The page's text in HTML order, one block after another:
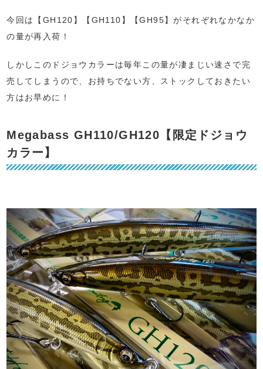
今回は【GH120】【GH110】【GH95】がそれぞれなかなか
の量が再入荷！
しかしこのドジョウカラーは毎年この量が凄まじい速さで完
売してしまうので、お持ちでない方、ストックしておきたい
方はお早めに！
Megabass GH110/GH120【限定ドジョウ
カラー】